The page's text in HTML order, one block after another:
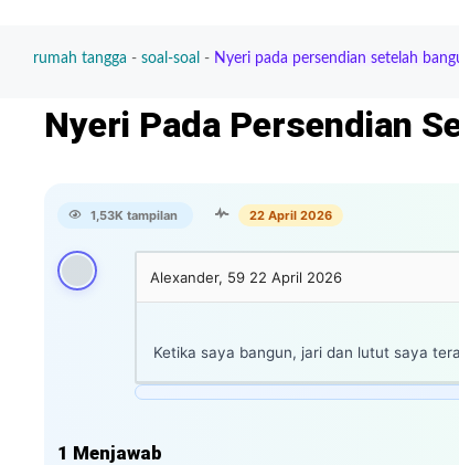
rumah tangga - soal-soal - Nyeri pada persendian setelah
Nyeri Pada Persendian
1,53K tampilan 22 April 2026
Alexander, 59 22 April 2026
Ketika saya bangun, jari dan lutut saya
1 Menjawab